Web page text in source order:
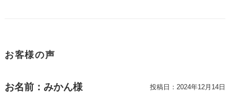
お客様の声
お名前：みかん様 投稿日： 2024年12月14日